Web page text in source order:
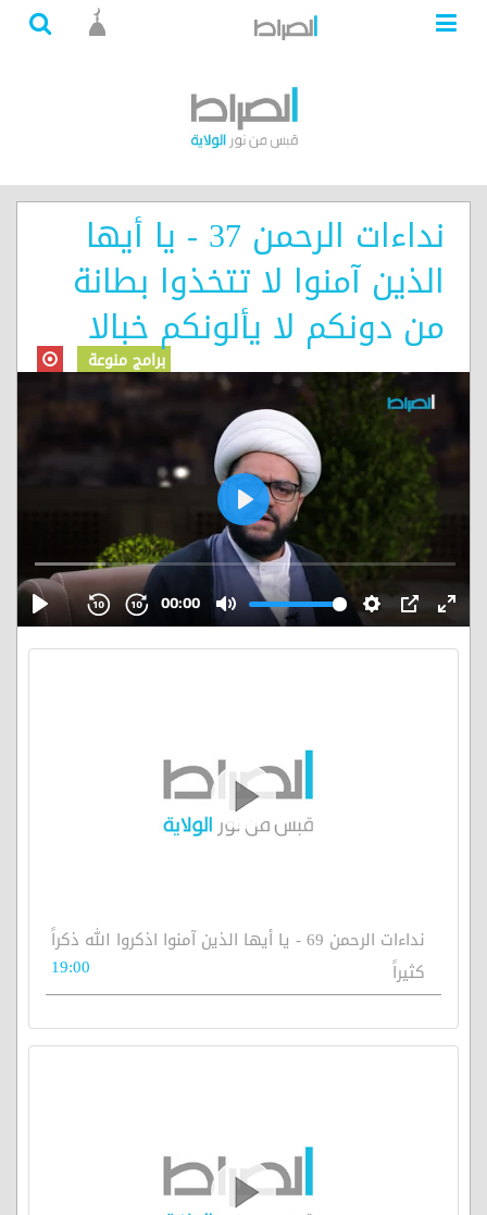
نداءات الرحمن 37 - يا أيها
الذين آمنوا لا تتخذوا بطانة
من دونكم لا يألونكم خبالا
برامج منوعة
نداءات الرحمن 69 - يا أيها الذين آمنوا اذكروا الله ذكراً
كثيراً
19:00